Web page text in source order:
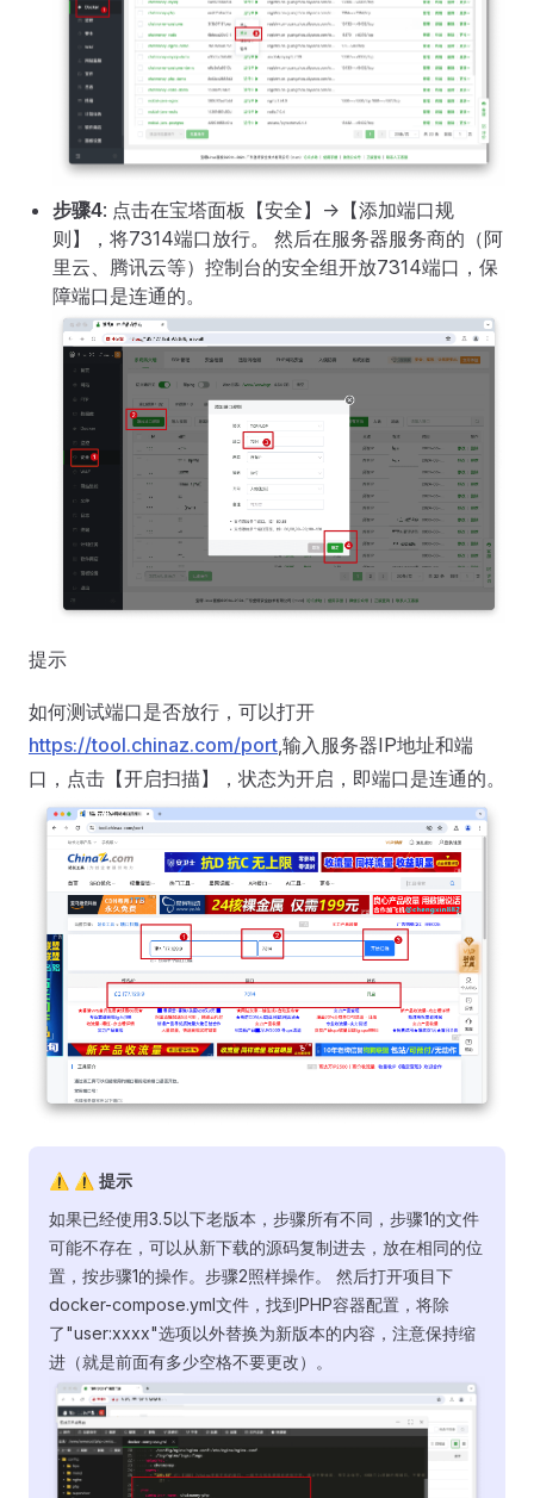
步骤4: 点击在宝塔面板【安全】->【添加端口规
则】，将7314端口放行。 然后在服务器服务商的（阿
里云、腾讯云等）控制台的安全组开放7314端口，保
障端口是连通的。
提示
如何测试端口是否放行，可以打开
https://tool.chinaz.com/port ,输入服务器IP地址和端
口，点击【开启扫描】，状态为开启，即端口是连通的。
⚠ ⚠️ 提示
如果已经使用3.5以下老版本，步骤所有不同，步骤1的文件
可能不存在，可以从新下载的源码复制进去，放在相同的位
置，按步骤1的操作。步骤2照样操作。 然后打开项目下
docker-compose.yml文件，找到PHP容器配置，将除
了"user:xxxx"选项以外替换为新版本的内容，注意保持缩
进（就是前面有多少空格不要更改）。